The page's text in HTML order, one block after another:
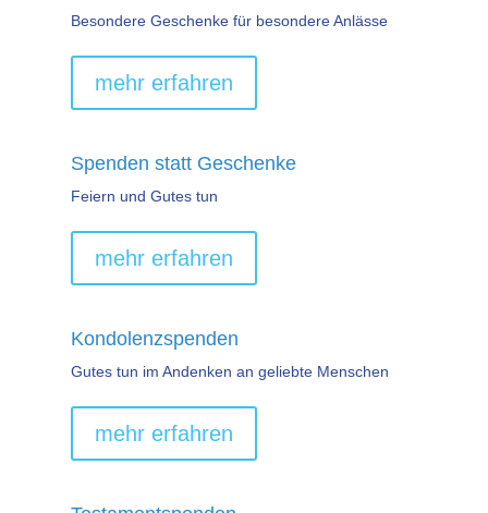
Besondere Geschenke für besondere Anlässe
mehr erfahren
Spenden statt Geschenke
Feiern und Gutes tun
mehr erfahren
Kondolenzspenden
Gutes tun im Andenken an geliebte Menschen
mehr erfahren